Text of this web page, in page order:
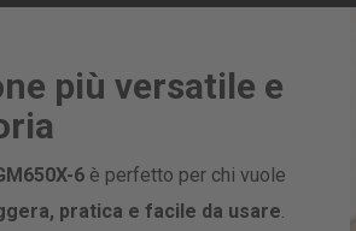
più versatile e
6è perfetto per chi vuole
pratica e facile da usare